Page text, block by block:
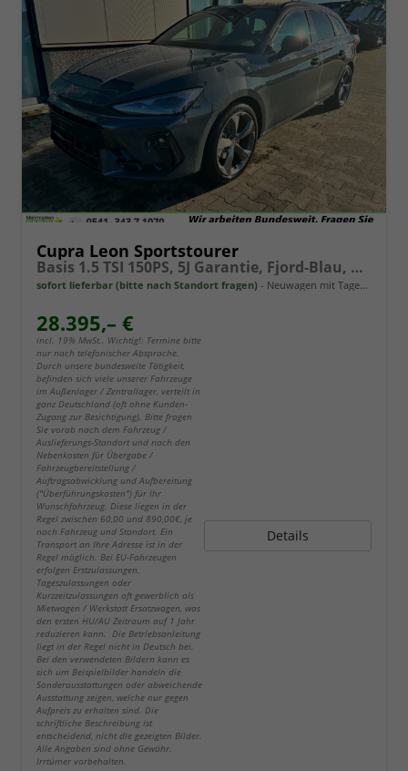
Cupra Leon Sportstourer
Basis 1.5 TSI 150PS, 5J Garantie, Fjord-Blau, ANHÄNGERKUPPLUNG, EDGE-PAKET (KEYLESS, ALARM, RÜCKFAHRKAMERA), SCHALENSITZE / FAHRERSITZ ELEKTRISCH, SITZHEIZUNG, 18" ALU, ELEKTR. HECKKLAPPE, 3Z-Climatronic, ACC, Full Link, Parksensoren v/h, Privacy-Glas
sofort lieferbar (bitte nach Standort fragen) Neuwagen mit Tageszulassung
28.395,– €
incl. 19% MwSt.. Wichtig!: Termine bitte
nur nach telefonischer Absprache.
Durch unsere bundesweite Tätigkeit,
befinden sich viele unserer Fahrzeuge
im Außenlager / Zentrallager, verteilt in
ganz Deutschland (oft ohne Kunden-
Zugang zur Besichtigung). Bitte fragen
Sie vorab nach dem Fahrzeug /
Auslieferungs-Standort und nach den
Nebenkosten für Übergabe /
Fahrzeugbereitstellung /
Auftragsabwicklung und Aufbereitung
("Überführungskosten") für Ihr
Wunschfahrzeug. Diese liegen in der
Regel zwischen 60,00 und 890,00€, je
nach Fahrzeug und Standort. Ein
Transport an Ihre Adresse ist in der
Regel möglich. Bei EU-Fahrzeugen
erfolgen Erstzulassungen,
Tageszulassungen oder
Kurzzeitzulassungen oft gewerblich als
Mietwagen / Werkstatt Ersatzwagen, was
den ersten HU/AU Zeitraum auf 1 Jahr
reduzieren kann. Die Betriebsanleitung
liegt in der Regel nicht in Deutsch bei.
Bei den verwendeten Bildern kann es
sich um Beispielbilder handeln die
Sonderausstattungen oder abweichende
Ausstattung zeigen, welche nur gegen
Aufpreis zu erhalten sind. Die
schriftliche Beschreibung ist
entscheidend, nicht die gezeigten Bilder.
Alle Angaben sind ohne Gewähr.
Irrtümer vorbehalten.
Details